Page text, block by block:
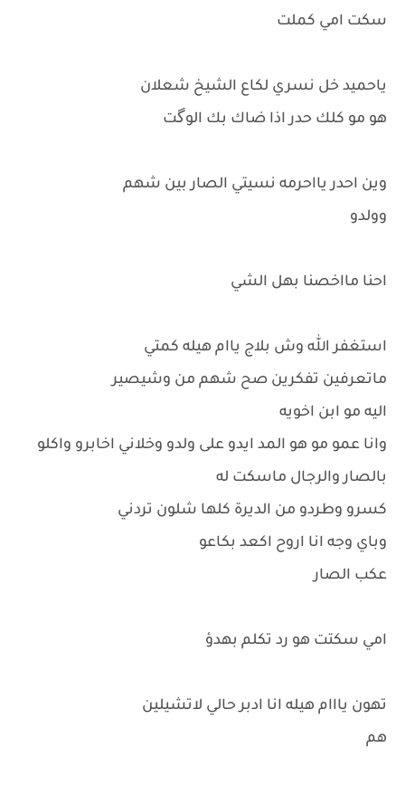
سكت امي كملت
ياحميد خل نسري لكاع الشيخ شعلان
هو مو كلك حدر اذا ضاك بك الوگت
وين احدر يااحرمه نسيتي الصار بين شهم
وولدو
احنا مااخصنا بهل الشي
استغفر الله وش بلاج ياام هيله كمتي
ماتعرفين تفكرين صح شهم من وشيصير
اليه مو ابن اخويه
وانا عمو مو هو المد ايدو على ولدو وخلاني اخابرو واكلو
بالصار والرجال ماسكت له
كسرو وطردو من الديرة كلها شلون تردني
وباي وجه انا اروح اكعد بكاعو
عكب الصار
امي سكتت هو رد تكلم بهدؤ
تهون يااام هيله انا ادبر حالي لاتشيلين
هم